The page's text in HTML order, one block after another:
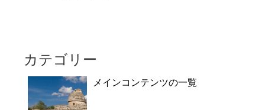
カテゴリー
メインコンテンツの一覧